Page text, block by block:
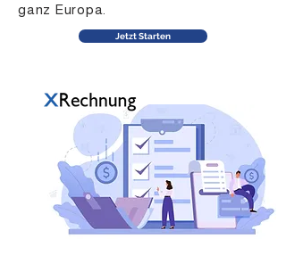
ganz Europa.
Jetzt Starten